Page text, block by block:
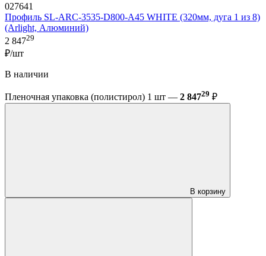
027641
Профиль SL-ARC-3535-D800-A45 WHITE (320мм, дуга 1 из 8)
(Arlight, Алюминий)
2 84729
₽/шт
В наличии
Пленочная упаковка (полистирол) 1 шт — 2 84729 ₽
В корзину